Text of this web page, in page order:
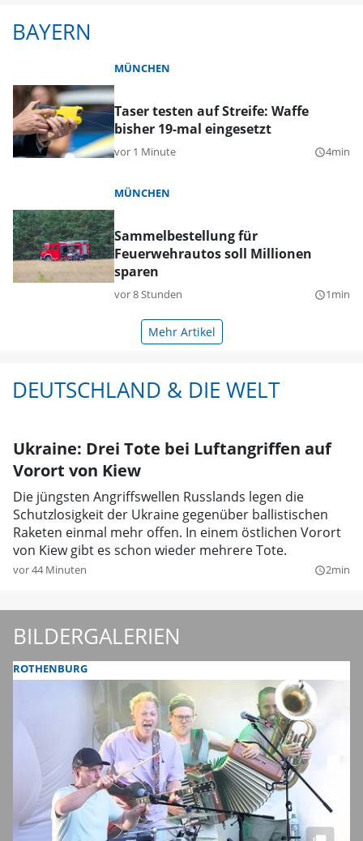
BAYERN
MÜNCHEN
Taser testen auf Streife: Waffe
bisher 19-mal eingesetzt
vor 1 Minute query_builder4min
MÜNCHEN
Sammelbestellung für
Feuerwehrautos soll Millionen
sparen
vor 8 Stunden query_builder1min
Mehr Artikel
DEUTSCHLAND & DIE WELT
Ukraine: Drei Tote bei Luftangriffen auf
Vorort von Kiew
Die jüngsten Angriffswellen Russlands legen die
Schutzlosigkeit der Ukraine gegenüber ballistischen
Raketen einmal mehr offen. In einem östlichen Vorort
von Kiew gibt es schon wieder mehrere Tote.
vor 44 Minuten query_builder2min
BILDERGALERIEN
ROTHENBURG